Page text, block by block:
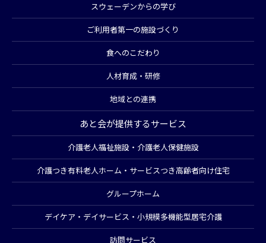
スウェーデンからの学び
ご利用者第一の施設づくり
食へのこだわり
人材育成・研修
地域との連携
あと会が提供するサービス
介護老人福祉施設・介護老人保健施設
介護つき有料老人ホーム・サービスつき高齢者向け住宅
グループホーム
デイケア・デイサービス・小規模多機能型居宅介護
訪問サービス